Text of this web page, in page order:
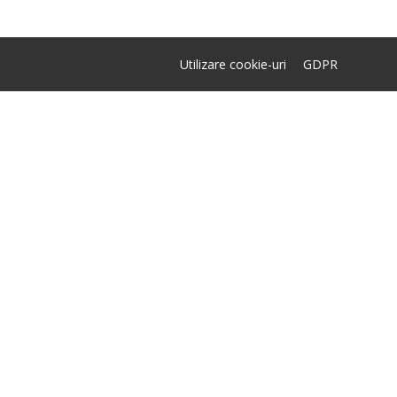
Utilizare cookie-uri GDPR